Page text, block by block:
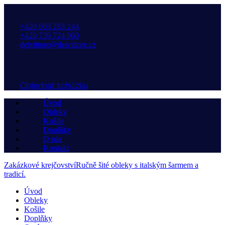
+420 603 283 244
+420 739 724 060
deivittore@deivittore.cz
Objednat schůzku
Úvod
Obleky
Košile
Doplňky
O nás
Kontakt
Zakázkové krejčovstvíRučně šité obleky s italským šarmem a
tradicí.
Úvod
Obleky
Košile
Doplňky